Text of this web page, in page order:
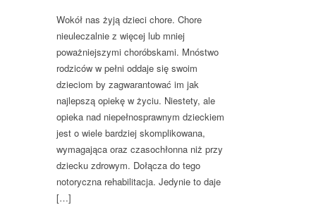
Wokół nas żyją dzieci chore. Chore
nieuleczalnie z więcej lub mniej
poważniejszymi choróbskami. Mnóstwo
rodziców w pełni oddaje się swoim
dzieciom by zagwarantować im jak
najlepszą opiekę w życiu. Niestety, ale
opieka nad niepełnosprawnym dzieckiem
jest o wiele bardziej skomplikowana,
wymagająca oraz czasochłonna niż przy
dziecku zdrowym. Dołącza do tego
notoryczna rehabilitacja. Jedynie to daje
[…]